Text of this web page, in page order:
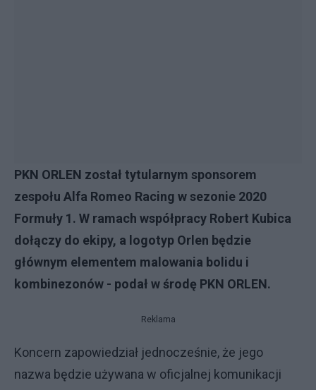
PKN ORLEN został tytularnym sponsorem
zespołu Alfa Romeo Racing w sezonie 2020
Formuły 1. W ramach współpracy Robert Kubica
dołączy do ekipy, a logotyp Orlen będzie
głównym elementem malowania bolidu i
kombinezonów - podał w środę PKN ORLEN.
Reklama
Koncern zapowiedział jednocześnie, że jego
nazwa będzie używana w oficjalnej komunikacji